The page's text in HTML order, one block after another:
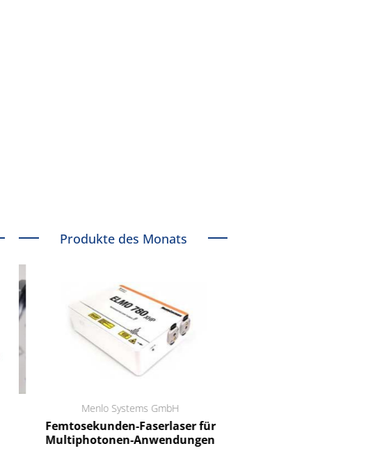
Produkte des Monats
Menlo Systems GmbH
Femtosekunden-Faserlaser für
Multiphotonen-Anwendungen